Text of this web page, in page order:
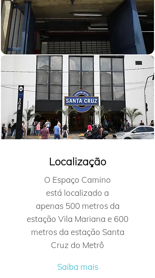
Além da flexibilidade de horários, oferecemos
uma estrutura organizada, internet de alta
velocidade e um ambiente acolhedor. Seja para
aluguel de sala para massoterapia, consultório
de fisioterapia ou consultório para atendimento
psicológico, aqui você encontra a melhor opção
na Zona Sul de São Paulo.
Aproveite todas as vantagens da sublocação de
salas, pague apenas pelo tempo que precisar.
Agende uma visita e descubra como o aluguel
de salas por hora na Vila Mariana pode ser a
solução ideal para você!
Localização
O Espaço Camino
está localizado a
apenas 500 metros da
estação Vila Mariana e 600
metros da estação Santa
Cruz do Metrô
Saiba mais